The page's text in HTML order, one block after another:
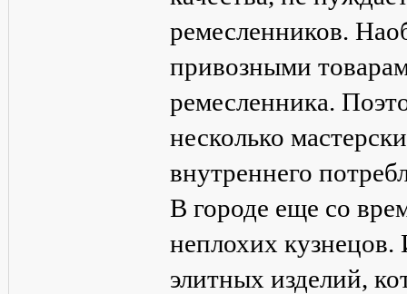
ремесленников.
привозными
ремесленника.
несколько
внутреннего
В городе еще со
неплохих
элитных изделий,